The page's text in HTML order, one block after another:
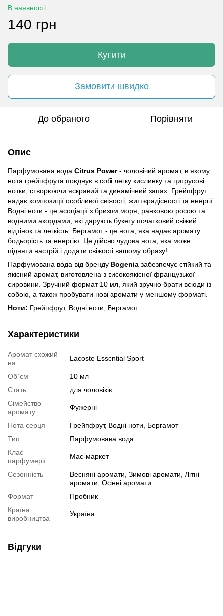
В наявності
140 грн
Купити
Замовити швидко
До обраного Порівняти
Опис
Парфумована вода Citrus Power- чоловічий аромат, в якому
нота грейпфрута поєднує в собі легку кислинку та цитрусові
нотки, створюючи яскравий та динамічний запах. Грейпфрут
надає композиції особливої свіжості, життєрадісності та енергії.
Водні ноти - це асоціації з бризом моря, ранковою росою та
водними акордами, які дарують букету початковий свіжий
відтінок та легкість. Бергамот - це нота, яка надає аромату
бодьорість та енергію. Це дійсно чудова нота, яка може
підняти настрій і додати свіжості вашому образу!
Парфумована вода від бренду Bogenia забезпечує стійкий та
якісний аромат, виготовлена з високоякісної французької
сировини. Зручний формат 10 мл, який зручно брати всюди із
собою, а також пробувати нові аромати у меншому форматі.
Ноти: Грейпфрут, Водні ноти, Бергамот
Характеристики
Аромат схожий
на:
Lacoste Essential Sport
Об`єм
10 мл
Стать
для чоловіків
Сімейство
аромату
Фужерні
Нота серця
Грейпфрут, Водні ноти, Бергамот
Тип
Парфумована вода
Клас
парфумерії
Мас-маркет
Сезонність
Весняні аромати, Зимові аромати, Літні
аромати, Осінні аромати
Формат
Пробник
Країна
виробництва
Україна
Відгуки